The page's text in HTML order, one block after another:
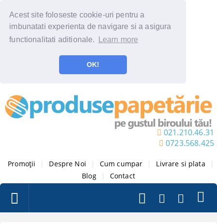
Acest site foloseste cookie-uri pentru a
imbunatati experienta de navigare si a asigura
functionalitati aditionale.
Learn more
OK!
021.210.46.31
0723.568.425
Promoții Despre Noi Cum cumpar Livrare si plata
Blog
Contact